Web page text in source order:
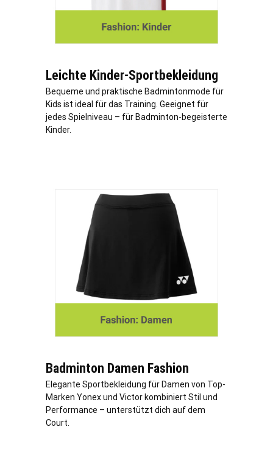
Leichte Kinder-Sportbekleidung
Bequeme und praktische Badmintonmode für
Kids ist ideal für das Training. Geeignet für
jedes Spielniveau – für Badminton-begeisterte
Kinder.
Badminton Damen Fashion
Elegante Sportbekleidung für Damen von Top-
Marken Yonex und Victor kombiniert Stil und
Performance – unterstützt dich auf dem
Court.